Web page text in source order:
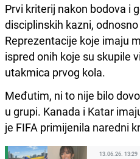
Prvi kriterij nakon bodova i
disciplinskih kazni,
Reprezentacije koje imaju
ispred onih koje su skupile
utakmica prvog kola.
Međutim, ni to nije bilo
u grupi. Kanada i Katar
je FIFA primijenila naredni
13.06.26. 13:29